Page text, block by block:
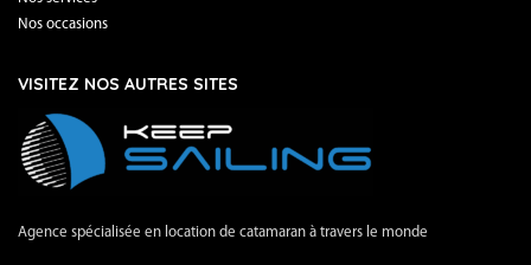
Nos occasions
VISITEZ NOS AUTRES SITES
Agence spécialisée en location de catamaran à travers le monde